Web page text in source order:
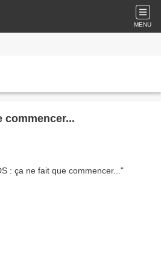
MENU
commencer...